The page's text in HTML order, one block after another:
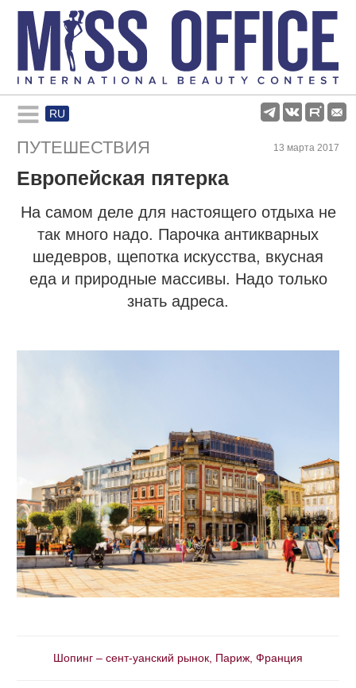
RU
Rules and regulations
About pageant
Participants
Gallery
ПУТЕШЕСТВИЯ 13 марта 2017
Европейская пятерка
На самом деле для настоящего отдыха не
так много надо. Парочка антикварных
шедевров, щепотка искусства, вкусная
еда и природные массивы. Надо только
знать адреса.
Шопинг – сент-уанский рынок, Париж, Франция